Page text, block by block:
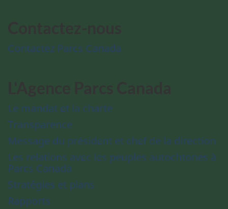
Contactez Parcs Canada
Le mandat et la charte
Transparence
Message du président et chef de la direction
Les relations avec les peuples autochtones à
Parcs Canada
Stratégies et plans
Rapports